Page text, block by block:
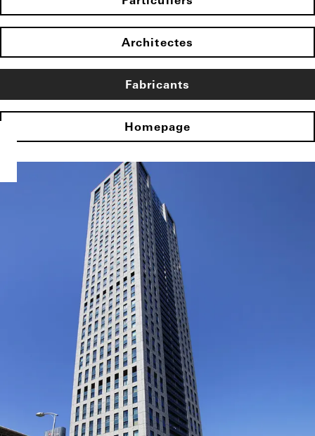
Architectes
Fabricants
Homepage